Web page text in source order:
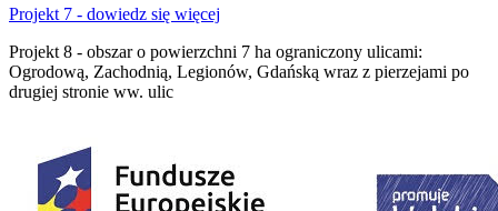
Projekt 7 - dowiedz się więcej
Projekt 8 - obszar o powierzchni 7 ha ograniczony ulicami:
Ogrodową, Zachodnią, Legionów, Gdańską wraz z pierzejami po
drugiej stronie ww. ulic